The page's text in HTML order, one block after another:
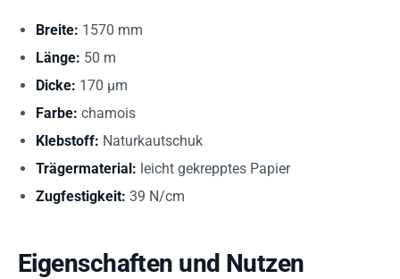
Breite: 1570 mm
Länge: 50 m
Dicke: 170 µm
Farbe: chamois
Klebstoff: Naturkautschuk
Trägermaterial: leicht gekrepptes Papier
Zugfestigkeit: 39 N/cm
Eigenschaften und Nutzen